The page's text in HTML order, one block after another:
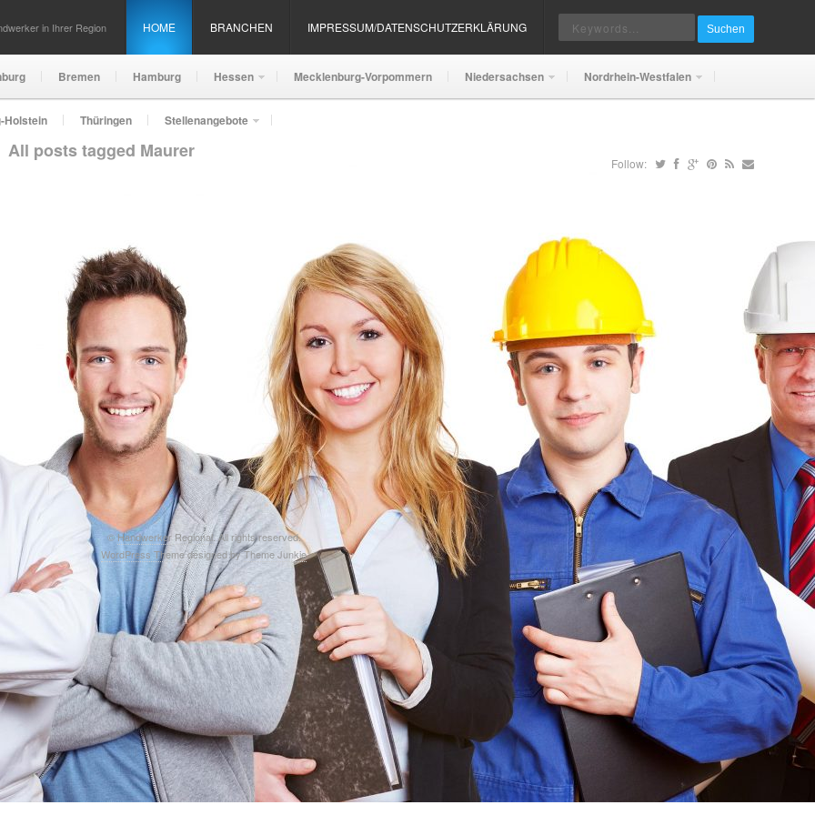
in Ihrer Region HOME BRANCHEN IMPRESSUM/DATENSCHUTZERKLÄRUNG Suchen
Bremen Hamburg Hessen Mecklenburg-Vorpommern Niedersachsen Nordrhein-Westfalen
Holstein Thüringen Stellenangebote
Follow:
All posts tagged Maurer
©Handwerker Regional. All rights reserved.
WordPress Themedesigned byTheme Junkie